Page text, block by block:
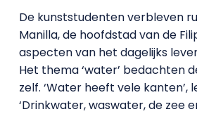
De kunststudenten verbleven
Manilla, de hoofdstad van de
aspecten van het dagelijks
Het thema ‘water’ bedachten
zelf. ‘Water heeft vele kanten’,
‘Drinkwater, waswater, de zee